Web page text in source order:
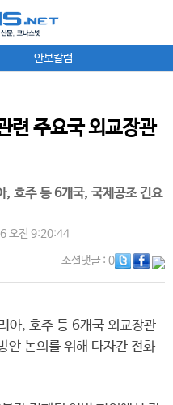
안보칼럼
련 주요국 외교장관
, 호주 등 6개국, 국제공조 긴요
오전 9:20:44
소셜댓글: 0
아, 호주 등 6개국 외교장관
안 논의를 위해 다자간 전화